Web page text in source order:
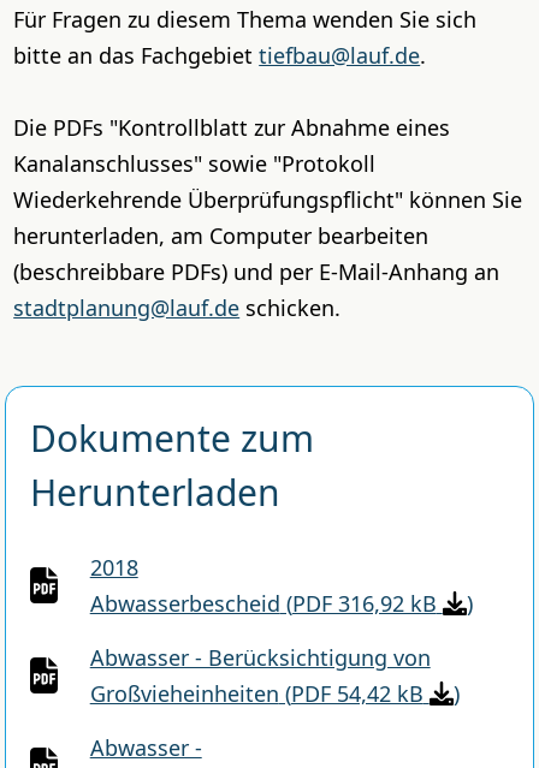
Für Fragen zu diesem Thema wenden Sie sich
bitte an das Fachgebiettiefbau@lauf.de.
Die PDFs "Kontrollblatt zur Abnahme eines
Kanalanschlusses" sowie "Protokoll
Wiederkehrende Überprüfungspflicht" können Sie
herunterladen, am Computer bearbeiten
(beschreibbare PDFs) und per E-Mail-Anhang an
stadtplanung@lauf.de schicken.
Dokumente zum
Herunterladen
2018
Abwasserbescheid (PDF 316,92 kB
)
Abwasser - Berücksichtigung von
Großvieheinheiten (PDF 54,42 kB
)
Abwasser -